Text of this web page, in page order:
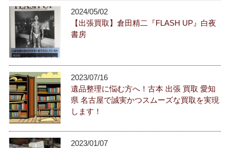
2024/05/02
【出張買取】倉田精二『FLASH UP』白夜
書房
2023/07/16
遺品整理に悩む方へ！古本 出張 買取 愛知
県 名古屋で誠実かつスムーズな買取を実現
します！
2023/01/07